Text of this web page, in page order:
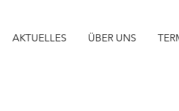
AKTUELLES ÜBER UNS